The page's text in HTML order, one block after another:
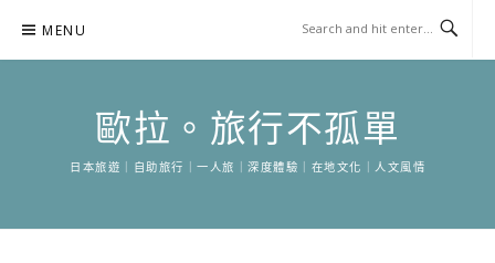
content
MENU
歐拉。旅行不孤單
日本旅遊｜自助旅行｜一人旅｜深度體驗｜在地文化｜人文風情